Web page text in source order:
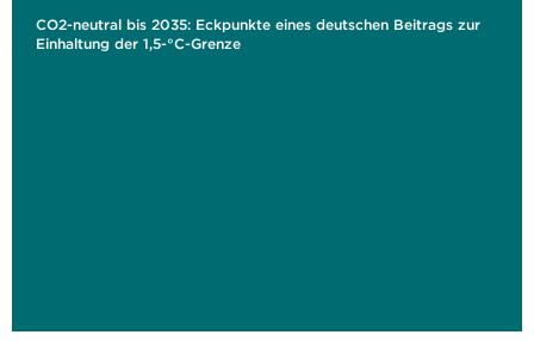
CO2-neutral bis 2035: Eckpunkte eines deutschen Beitrags zur
Einhaltung der 1,5-°C-Grenze